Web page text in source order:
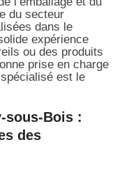
du secteur
dans le
expérience
ou des produits
prise en charge
est le
sous-Bois :
des